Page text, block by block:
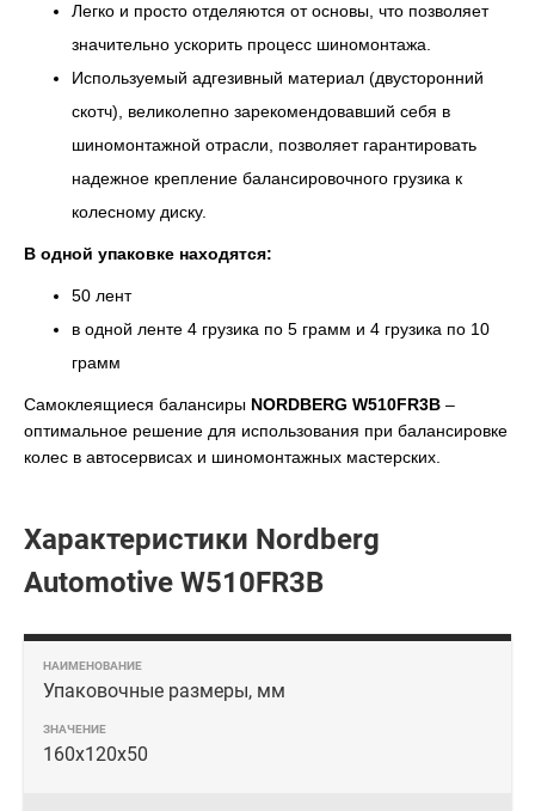
Легко и просто отделяются от основы, что позволяет
значительно ускорить процесс шиномонтажа.
Используемый адгезивный материал (двусторонний
скотч), великолепно зарекомендовавший себя в
шиномонтажной отрасли, позволяет гарантировать
надежное крепление балансировочного грузика к
колесному диску.
В одной упаковке находятся:
50 лент
в одной ленте 4 грузика по 5 грамм и 4 грузика по 10
грамм
Самоклеящиеся балансиры NORDBERG W510FR3B –
оптимальное решение для использования при балансировке
колес в автосервисах и шиномонтажных мастерских.
Характеристики Nordberg
Automotive W510FR3B
Упаковочные размеры, мм
160х120х50